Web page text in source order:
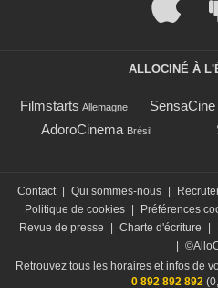
ALLOCINÉ À
Filmstarts Allemagne SensaCine
AdoroCinema Brésil
Contact Qui sommes-nous
Politique de cookies
Préférences
Revue de presse
Charte d'écriture
Retrouvez tous les horaires et infos de
0 892 892 892